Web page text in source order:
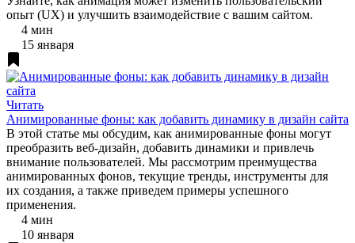
опыт (UX) и улучшить взаимодействие с вашим сайтом.
4 мин
15 января
Читать
Анимированные фоны: как добавить динамику в дизайн сайта
В этой статье мы обсудим, как анимированные фоны могут
преобразить веб-дизайн, добавить динамики и привлечь
внимание пользователей. Мы рассмотрим преимущества
анимированных фонов, текущие тренды, инструменты для
их создания, а также приведем примеры успешного
применения.
4 мин
10 января